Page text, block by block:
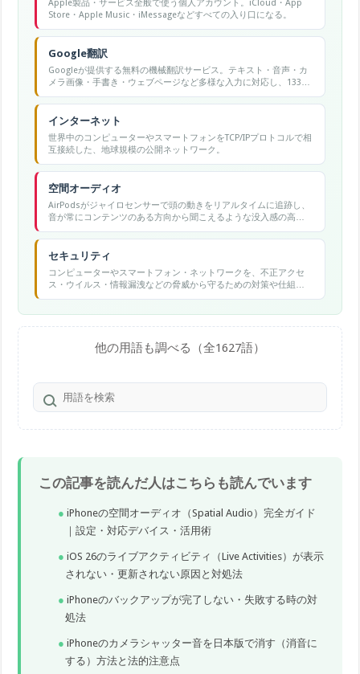
Apple製品・サービス全般で使う個人アカウント。iCloud・App
Store・Apple Music・iMessageなどすべての入り口になる。
Google翻訳
Googleが提供する無料の機械翻訳サービス。テキスト・音声・カ
メラ画像・手書き・ウェブページなど多様な入力に対応し、133言
語以上の翻訳が可能です。
インターネット
世界中のコンピューターやスマートフォンをTCP/IPプロトコルで相
互接続した、地球規模の公開ネットワーク。
空間オーディオ
AirPodsがジャイロセンサーで頭の動きをリアルタイムに追跡し、
音が常にコンテンツのある方向から聞こえるような没入感の高い
3D音響体験を提供するAppleの機能。
セキュリティ
コンピューターやスマートフォン・ネットワークを、不正アクセ
ス・ウイルス・情報漏洩などの脅威から守るための対策や仕組み
の総称。
他の用語も調べる（全1627語）
この記事を読んだ人はこちらも読んでいます
iPhoneの空間オーディオ（Spatial Audio）完全ガイド
｜設定・対応デバイス・活用術
iOS 26のライブアクティビティ（Live Activities）が表示
されない・更新されない原因と対処法
iPhoneのバックアップが完了しない・失敗する時の対
処法
iPhoneのカメラシャッター音を日本版で消す（消音に
する）方法と法的注意点